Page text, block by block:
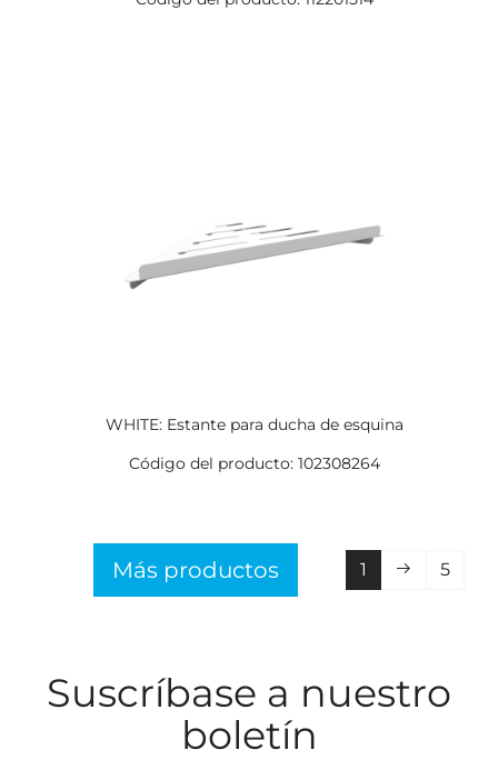
WHITE: Estante para ducha de esquina
Código del producto: 102308264
Más productos 1 5
Suscríbase a nuestro
boletín